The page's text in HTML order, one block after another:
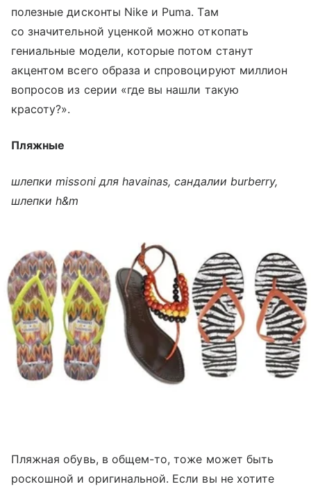
полезные дисконты Nike и Puma. Там
со значительной уценкой можно откопать
гениальные модели, которые потом станут
акцентом всего образа и спровоцируют миллион
вопросов из серии «где вы нашли такую
красоту?».
Пляжные
шлепки missoni для havainas, сандалии burberry,
шлепки h&m
Пляжная обувь, в общем-то, тоже может быть
роскошной и оригинальной. Если вы не хотите